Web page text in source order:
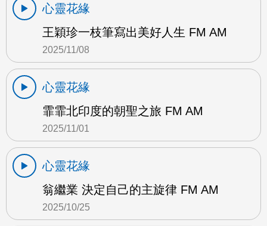
心靈花緣
王穎珍一枝筆寫出美好人生 FM AM
2025/11/08
心靈花緣
霏霏北印度的朝聖之旅 FM AM
2025/11/01
心靈花緣
翁繼業 決定自己的主旋律 FM AM
2025/10/25